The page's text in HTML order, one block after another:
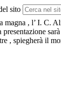
sito
magna , l’ I. C.
, spiegherà il